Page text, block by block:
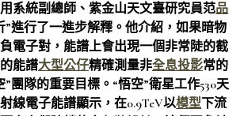
系統副總師、紫金山天文臺研究員范品
”進行了一進步解釋。他介紹，如果暗物
電子對，能譜上會出現一個非常陡的截
能譜大型公仔精確測量非全息投影常的
”團隊的重要目標。“悟空”衛星工作530天
線電子能譜顯示，在0.9TeV以模型下流